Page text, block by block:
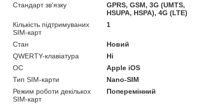
Стандарт зв'язку
GPRS, GSM, 3G (UMTS,
HSUPA, HSPA), 4G (LTE)
Кількість підтримуваних
SIM-карт
1
Стан
Новий
QWERTY-клавіатура
Ні
ОС
Apple iOS
Тип SIM-карти
Nano-SIM
Режим роботи декількох
SIM-карт
Поперемінний